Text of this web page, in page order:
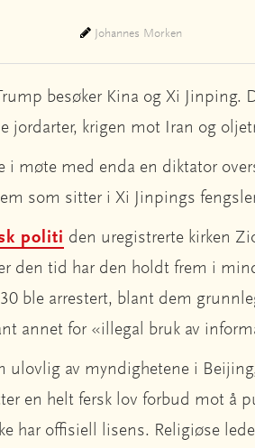
Johannes Morken
besøker Kina og Xi Jinping.
jordarter, krigen mot Iran og
i møte med enda en diktator
som sitter i Xi Jinpings
politi den uregistrerte kirken
den tid har den holdt frem i
ble arrestert, blant dem
annet for «illegal bruk av
ulovlig av myndighetene i
en helt fersk lov forbud mot å
har offisiell lisens. Religiøse